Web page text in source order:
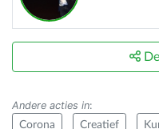
Andere acties in:
Corona Creatief